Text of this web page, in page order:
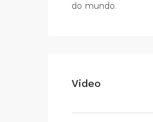
do mundo.
Video